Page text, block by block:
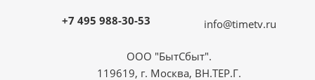
+7 495 988-30-53 info@timetv.ru
ООО "БытСбыт".
119619, г. Москва, ВН.ТЕР.Г.